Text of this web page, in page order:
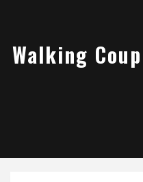
Walking